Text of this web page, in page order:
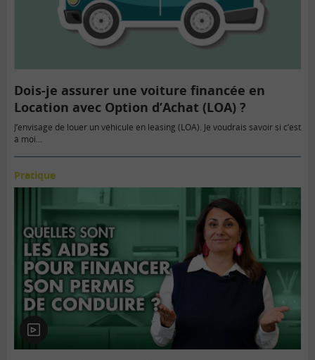
Dois-je assurer une voiture financée en
Location avec Option d’Achat (LOA) ?
J’envisage de louer un véhicule en leasing (LOA). Je voudrais savoir si c’est
à moi...
Pratique
En
vidéo